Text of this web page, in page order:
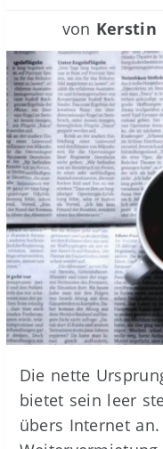
von Kerstin
Die nette
bietet sein leer
übers Internet